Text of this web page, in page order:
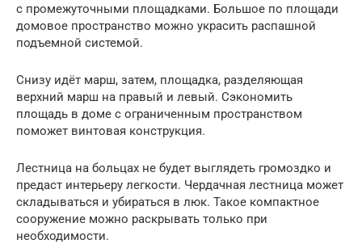
с промежуточными площадками. Большое по площади
домовое пространство можно украсить распашной
подъемной системой.
Снизу идёт марш, затем, площадка, разделяющая
верхний марш на правый и левый. Сэкономить
площадь в доме с ограниченным пространством
поможет винтовая конструкция.
Лестница на больцах не будет выглядеть громоздко и
предаст интерьеру легкости. Чердачная лестница может
складываться и убираться в люк. Такое компактное
сооружение можно раскрывать только при
необходимости.